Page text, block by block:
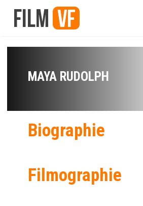
MAYA RUDOLPH
Biographie
Filmographie